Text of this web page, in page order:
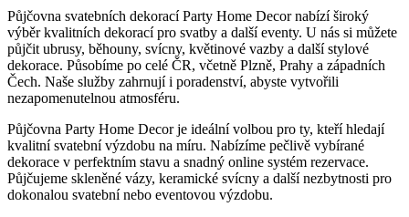
Půjčovna svatebních dekorací Party Home Decor nabízí široký
výběr kvalitních dekorací pro svatby a další eventy. U nás si můžete
půjčit ubrusy, běhouny, svícny, květinové vazby a další stylové
dekorace. Působíme po celé ČR, včetně Plzně, Prahy a západních
Čech. Naše služby zahrnují i poradenství, abyste vytvořili
nezapomenutelnou atmosféru.
Půjčovna Party Home Decor je ideální volbou pro ty, kteří hledají
kvalitní svatební výzdobu na míru. Nabízíme pečlivě vybírané
dekorace v perfektním stavu a snadný online systém rezervace.
Půjčujeme skleněné vázy, keramické svícny a další nezbytnosti pro
dokonalou svatební nebo eventovou výzdobu.